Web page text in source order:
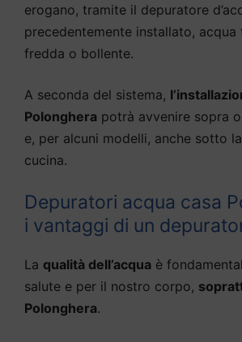
erogano, tramite il depuratore
precedentemente installato, acqua
fredda o bollente.
A seconda del sistema,
Polonghera potrà avvenire sopra
e, per alcuni modelli, anche sotto
cucina.
Depuratori acqua casa
i vantaggi di un
La qualità dell’acqua è
salute e per il nostro corpo,
Polonghera.